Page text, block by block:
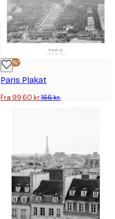
-40%*
Paris Plakat
Fra 99,60 kr.166 kr.